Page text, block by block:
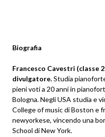
Biografia
Francesco Cavestri (classe
divulgatore.Studia
pieni voti a 20 anni in
Bologna. Negli USA studia e
College of music di Boston e
newyorkese, vincendo una
School di New York.